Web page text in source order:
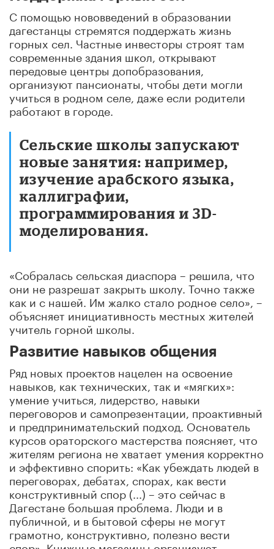
С помощью нововведений в образовании
дагестанцы стремятся поддержать жизнь
горных сел. Частные инвесторы строят там
современные здания школ, открывают
передовые центры допобразования,
организуют пансионаты, чтобы дети могли
учиться в родном селе, даже если родители
работают в городе.
Сельские школы запускают
новые занятия: например,
изучение арабского языка,
каллиграфии,
программирования и 3D-
моделирования.
«Собралась сельская диаспора – решила, что
они не разрешат закрыть школу. Точно также
как и с нашей. Им жалко стало родное село», –
объясняет инициативность местных жителей
учитель горной школы.
Развитие навыков общения
Ряд новых проектов нацелен на освоение
навыков, как технических, так и «мягких»:
умение учиться, лидерство, навыки
переговоров и самопрезентации, проактивный
и предпринимательский подход. Основатель
курсов ораторского мастерства поясняет, что
жителям региона не хватает умения корректно
и эффективно спорить: «Как убеждать людей в
переговорах, дебатах, спорах, как вести
конструктивный спор (...) – это сейчас в
Дагестане большая проблема. Люди и в
публичной, и в бытовой сферы не могут
грамотно, конструктивно, полезно вести